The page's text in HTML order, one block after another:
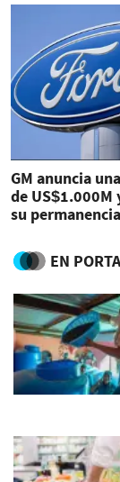
GM anuncia
de US$1.000M
su
EN